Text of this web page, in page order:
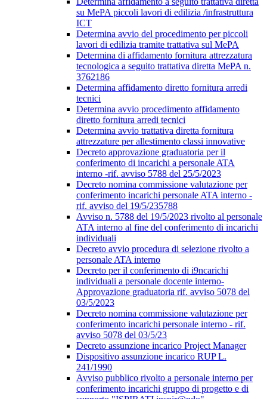
su MePA piccoli lavori di edilizia /infrastruttura
ICT
Determina avvio del procedimento per piccoli
lavori di edilizia tramite trattativa sul MePA
Determina di affidamento fornitura attrezzatura
tecnologica a seguito trattativa diretta MePA n.
3762186
Determina affidamento diretto fornitura arredi
tecnici
Determina avvio procedimento affidamento
diretto fornitura arredi tecnici
Determina avvio trattativa diretta fornitura
attrezzature per allestimento classi innovative
Decreto approvazione graduatoria per il
conferimento di incarichi a personale ATA
interno -rif. avviso 5788 del 25/5/2023
Decreto nomina commissione valutazione per
conferimento incarichi personale ATA interno -
rif. avviso del 19/5/235788
Avviso n. 5788 del 19/5/2023 rivolto al personale
ATA interno al fine del conferimento di incarichi
individuali
Decreto avvio procedura di selezione rivolto a
personale ATA interno
Decreto per il conferimento di i9ncarichi
individuali a personale docente interno-
Approvazione graduatoria rif. avviso 5078 del
03/5/2023
Decreto nomina commissione valutazione per
conferimento incarichi personale interno - rif.
avviso 5078 del 03/5/23
Decreto assunzione incarico Project Manager
Dispositivo assunzione incarico RUP L.
241/1990
Avviso pubblico rivolto a personale interno per
conferimento incarichi gruppo di progetto e di